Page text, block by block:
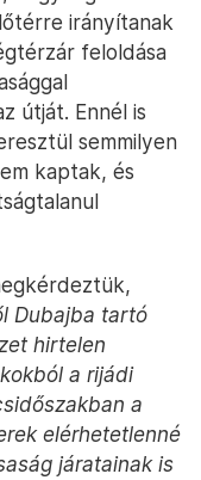
irányítanak
feloldása
útját. Ennél is
semmilyen
kaptak, és
Dubajba tartó
hirtelen
a rijádi
a
elérhetetlenné
járatainak is